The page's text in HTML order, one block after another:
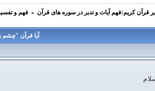
قرآن كريم:فهم آيات و تدبر در سوره های قرآن » فهم و
آیا قرآن "چشم